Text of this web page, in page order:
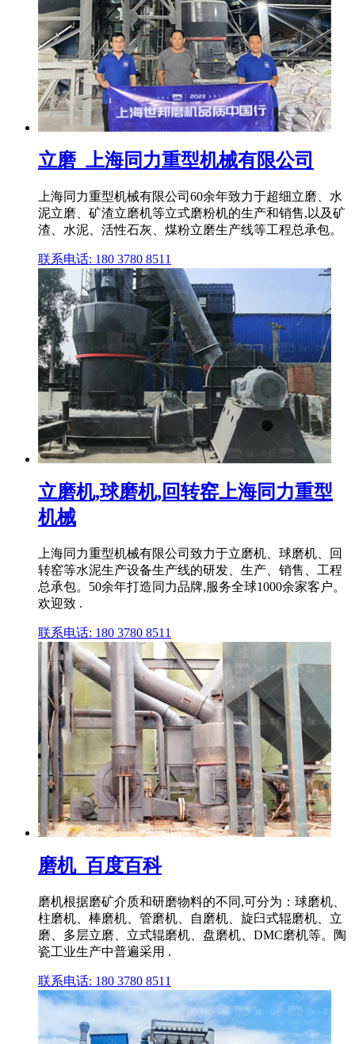
立磨_上海同力重型机械有限公司
上海同力重型机械有限公司60余年致力于超细立磨、水
泥立磨、矿渣立磨机等立式磨粉机的生产和销售,以及矿
渣、水泥、活性石灰、煤粉立磨生产线等工程总承包。
联系电话: 180 3780 8511
立磨机,球磨机,回转窑上海同力重型
机械
上海同力重型机械有限公司致力于立磨机、球磨机、回
转窑等水泥生产设备生产线的研发、生产、销售、工程
总承包。50余年打造同力品牌,服务全球1000余家客户。
欢迎致 .
联系电话: 180 3780 8511
磨机_百度百科
磨机根据磨矿介质和研磨物料的不同,可分为：球磨机、
柱磨机、棒磨机、管磨机、自磨机、旋臼式辊磨机、立
磨、多层立磨、立式辊磨机、盘磨机、DMC磨机等。陶
瓷工业生产中普遍采用 .
联系电话: 180 3780 8511